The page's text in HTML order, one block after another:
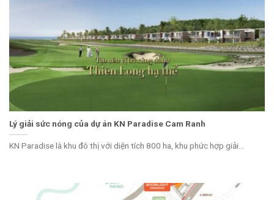
Lý giải sức nóng của dự án KN Paradise Cam Ranh
KN Paradise là khu đô thị với diện tích 800 ha, khu phức hợp giải...